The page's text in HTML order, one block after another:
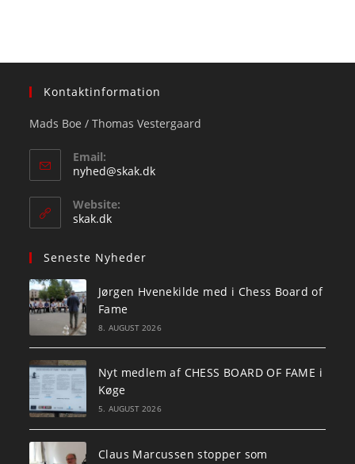
Kontaktinformation
Mads Boe / Thomas Vestergaard
Email:
nyhed@skak.dkOpens
Website:
skak.dk
Seneste Nyheder
Jørgen Hvenekilde med i Chess Board of
Fame
8. AUGUST 2026
Nyt medlem af CHESS BOARD OF FAME i
Køge
5. AUGUST 2026
Claus Marcussen stopper som